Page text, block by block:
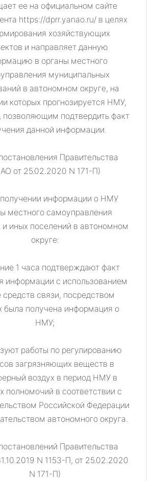
ее на официальном сайте
https://dprr.yanao.ru/ в целях
хозяйствующих
и направляет данную
в органы местного
муниципальных
в автономном округе, на
которых прогнозируется НМУ,
позволяющим подтвердить факт
данной информации.
Правительства
от 25.02.2020 N 171-П)
получении информации о НМУ
местного самоуправления
и иных поселений в автономном
округе:
1 часа подтверждают факт
информации с использованием
средств связи, посредством
была получена информация о
НМУ;
работы по регулированию
загрязняющих веществ в
воздух в период НМУ в
полномочий в соответствии с
Российской Федерации
автономного округа.
Правительства
N 1153-П, от 25.02.2020
N 171-П)